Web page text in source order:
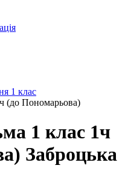
1 клас
(до Пономарьова)
1 клас 1ч
Заброцька